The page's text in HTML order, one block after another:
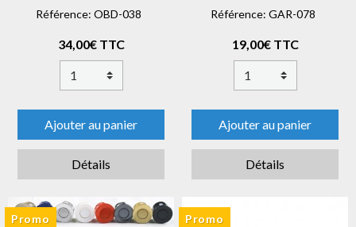
Référence: OBD-038
34,00€ TTC
Ajouter au panier
Détails
Référence: GAR-078
19,00€ TTC
Ajouter au panier
Détails
Promo Promo